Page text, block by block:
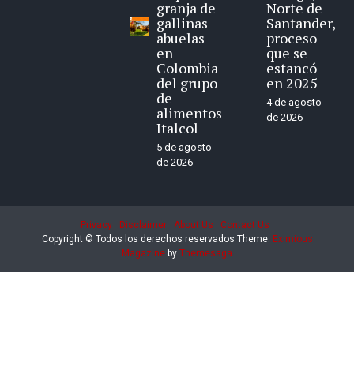
granja de
gallinas
abuelas
en
Colombia
del grupo
de
alimentos
Italcol
5 de agosto
de 2026
Norte de
Santander,
proceso
que se
estancó
en 2025
4 de agosto
de 2026
Privacy Disclaimer About Us
Contact Us
Copyright © Todos los derechos reservados Theme: Eximious
Magazine by Themesaga